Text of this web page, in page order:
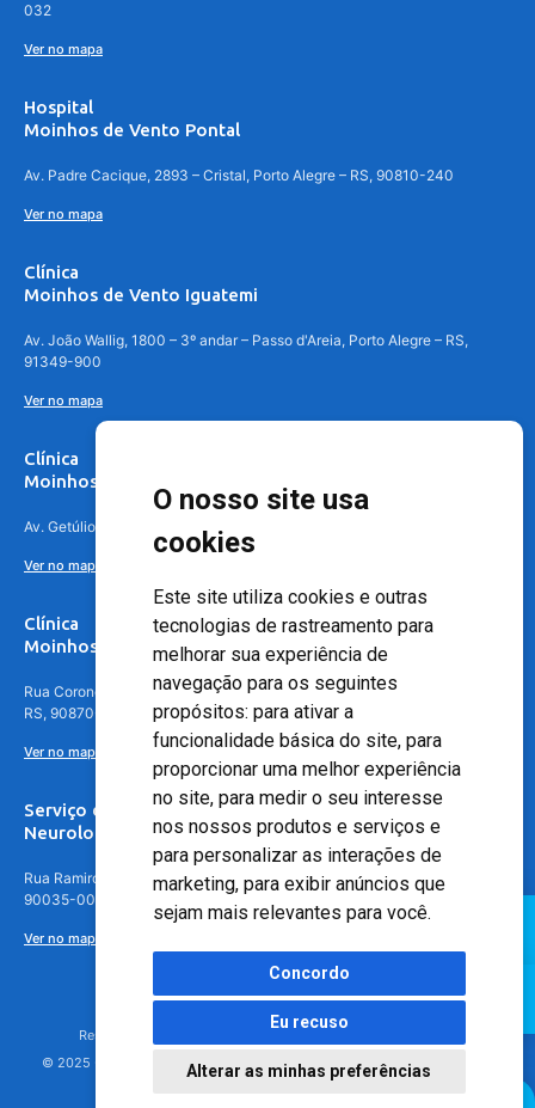
O nosso site usa
cookies
Este site utiliza cookies e outras
tecnologias de rastreamento para
melhorar sua experiência de
navegação para os seguintes
propósitos: para ativar a
funcionalidade básica do site, para
proporcionar uma melhor experiência
no site, para medir o seu interesse
nos nossos produtos e serviços e
para personalizar as interações de
marketing, para exibir anúncios que
sejam mais relevantes para você.
Concordo
Eu recuso
Alterar as minhas preferências
032
Ver no mapa
Hospital
Moinhos de Vento Pontal
Av. Padre Cacique, 2893 – Cristal, Porto Alegre – RS, 90810-240
Ver no mapa
Clínica
Moinhos de Vento Iguatemi
Av. João Wallig, 1800 – 3º andar – Passo d'Areia, Porto Alegre – RS,
91349-900
Ver no mapa
Clínica
Moinhos de Vento Canoas
Av. Getúlio Vargas, 4841 – Centro, Canoas – RS, 92010-010
Ver no mapa
Clínica
Moinhos de Vento - Teresópolis
Rua Coronel Aparício Borges, 250 - 3º andar - Teresópolis, Porto Alegre -
RS, 90870-016
Ver no mapa
Serviço de
Neurologia
Rua Ramiro Barcelos, 630 – 5º andar – Floresta, Porto Alegre – RS,
90035-001
Ver no mapa
Responsável Técnico: Dr. Luiz Antonio Nasi - CREMERS 11217
© 2025 - Hospital Moinhos de Vento - Registro Empresa (CRM-RS): 425